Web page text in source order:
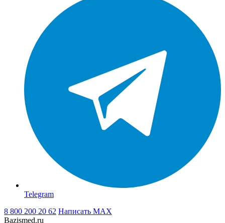
Telegram
8 800 200 20 62 Написать MAX
Bazismed.ru